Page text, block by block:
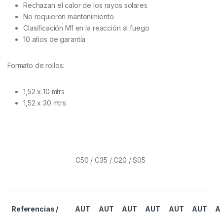
Rechazan el calor de los rayos solares
No requieren mantenimiento
Clasificación M1 en la reacción al fuego
10 años de garantía
Formato de rollos:
1,52 x 10 mtrs
1,52 x 30 mtrs
C50 / C35 / C20 / S05
Referencias /
AUT
AUT
AUT
AUT
AUT
AUT